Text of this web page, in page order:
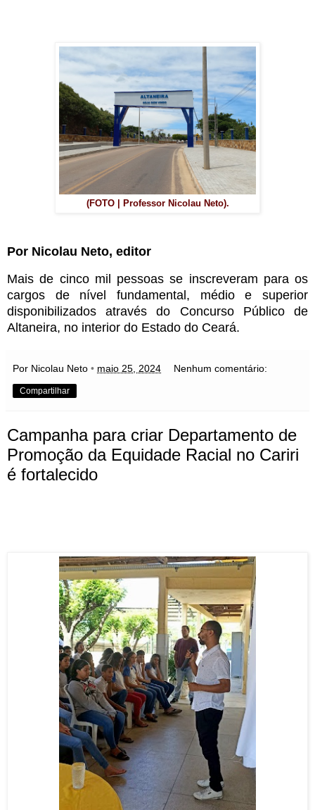
(FOTO | Professor Nicolau Neto).
Por Nicolau Neto, editor
Mais de cinco mil pessoas se inscreveram para os
cargos de nível fundamental, médio e superior
disponibilizados através do Concurso Público de
Altaneira, no interior do Estado do Ceará.
Por Nicolau Neto • maio 25, 2024 Nenhum comentário:
Compartilhar
Campanha para criar Departamento de
Promoção da Equidade Racial no Cariri
é fortalecido